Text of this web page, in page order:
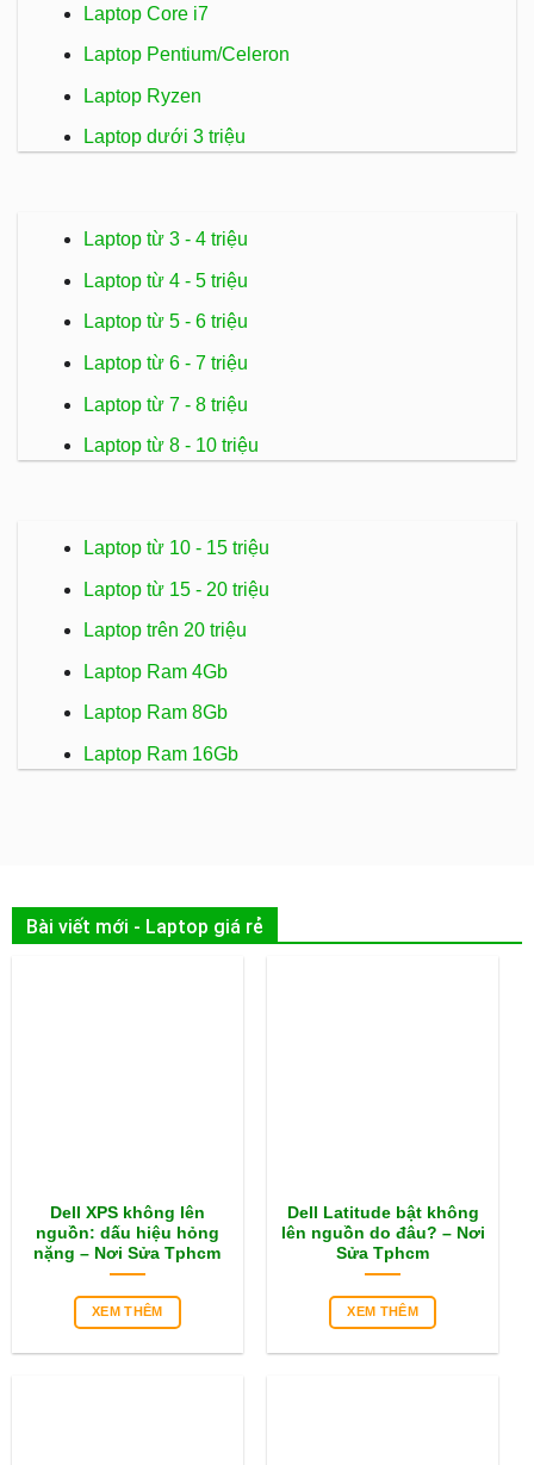
Laptop Core i7
Laptop Pentium/Celeron
Laptop Ryzen
Laptop dưới 3 triệu
Laptop từ 3 - 4 triệu
Laptop từ 4 - 5 triệu
Laptop từ 5 - 6 triệu
Laptop từ 6 - 7 triệu
Laptop từ 7 - 8 triệu
Laptop từ 8 - 10 triệu
Laptop từ 10 - 15 triệu
Laptop từ 15 - 20 triệu
Laptop trên 20 triệu
Laptop Ram 4Gb
Laptop Ram 8Gb
Laptop Ram 16Gb
Bài viết mới - Laptop giá rẻ
Dell XPS không lên
nguồn: dấu hiệu hỏng
nặng – Nơi Sửa Tphcm
XEM THÊM
Dell Latitude bật không
lên nguồn do đâu? – Nơi
Sửa Tphcm
XEM THÊM